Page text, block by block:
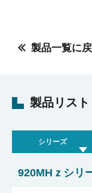
製品リスト
シリーズ
920MHｚシリ
製品一覧に